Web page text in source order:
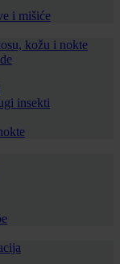
i mišiće
kožu i nokte
insekti